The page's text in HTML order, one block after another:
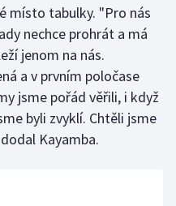
místo tabulky. "Pro nás
nechce prohrát a má
jenom na nás.
a v prvním poločase
jsme pořád věřili, i když
byli zvyklí. Chtěli jsme
Kayamba.